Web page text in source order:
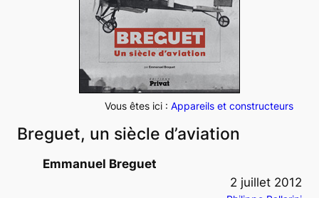
e
r
c
h
e
r
Vous êtes ici : Appareils et constructeurs
Breguet, un siècle d’aviation
Emmanuel Breguet
2 juillet 2012